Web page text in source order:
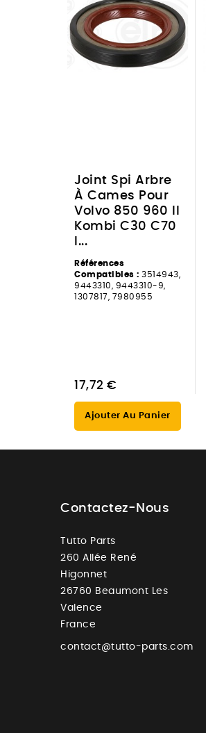
Joint Spi Arbre
À Cames Pour
Volvo 850 960 II
Kombi C30 C70
I...
Références
Compatibles : 3514943,
9443310, 9443310-9,
1307817, 7980955
17,72 €
Ajouter Au Panier
Contactez-Nous
Tutto Parts
260 Allée René
Higonnet
26760 Beaumont Les
Valence
France
contact@tutto-parts.com